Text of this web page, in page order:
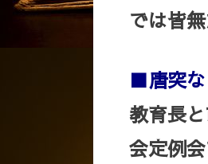
では皆
■唐突
教育長
会定例会